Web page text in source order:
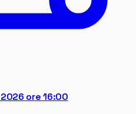
ore 16:00